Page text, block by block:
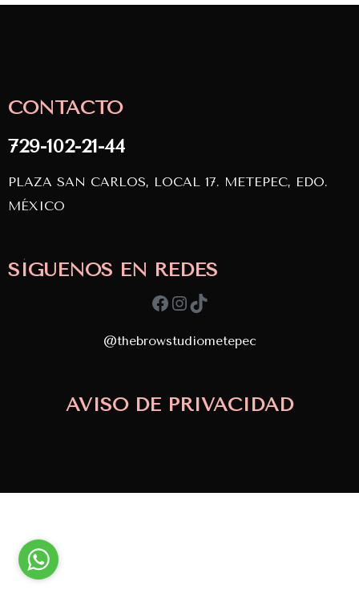
TBS. Desarrollado por
CONTACTO
729-102-21-44
PLAZA SAN CARLOS, LOCAL 17. METEPEC, EDO.
MÉXICO
SÍGUENOS EN REDES
Facebook
Instagram
TikTok
@thebrowstudiometepec
AVISO DE PRIVACIDAD